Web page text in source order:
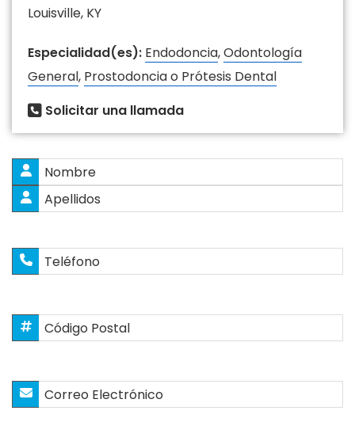
Louisville, KY
Especialidad(es): Endodoncia,Odontología
General, Prostodoncia o Prótesis Dental
Solicitar una llamada
Nombre*
Nombres
Teléfono
Código
Postal
*
Correo
Electrónico
*